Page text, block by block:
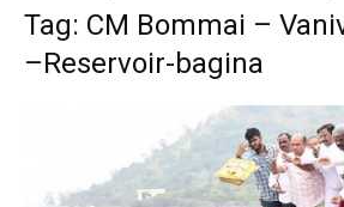
Tag: CM Bommai –
–Reservoir-bagina